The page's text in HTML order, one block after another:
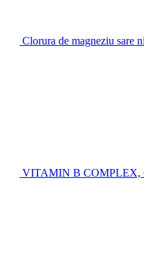
Clorura de magneziu sare
VITAMIN B COMPLEX,